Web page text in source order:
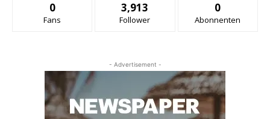
0
Fans
3,913
Follower
0
Abonnenten
- Advertisement -